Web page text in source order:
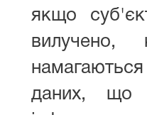
якщо
вилучено,
даних, що